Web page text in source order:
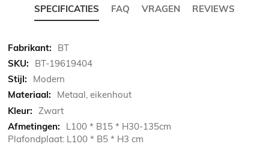
SPECIFICATIES FAQ VRAGEN REVIEWS
Meer
informatie
BT
BT-19619404
Modern
Metaal, eikenhout
Zwart
L100 * B15 * H30-135cm
Plafondplaat: L100 * B5 * H3 cm